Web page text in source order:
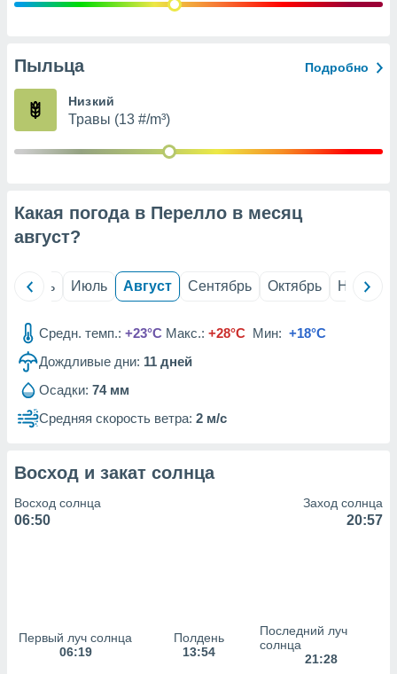
рекламы
сведения
1199
Пыльца Подробно
Низкий
Травы (13 #/m³)
Какая погода в Перелло в месяц
август?
Июнь Июль Август Сентябрь Октябрь Ноябрь
Средн. темп.: +23°C Макс.: +28°C Мин: +18°C
Дождливые дни: 11 дней
Осадки: 74 мм
Средняя скорость ветра: 2 м/с
Восход и закат солнца
Восход солнца
06:50
Заход солнца
20:57
Первый луч солнца
06:19
Полдень
13:54
Последний луч
солнца
21:28